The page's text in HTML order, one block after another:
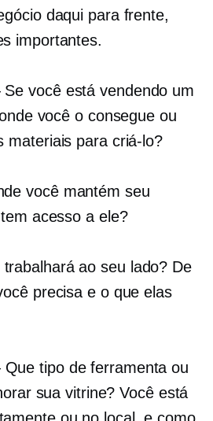
daqui para frente,
importantes.
você está vendendo um
você o consegue ou
materiais para criá-lo?
você mantém seu
acesso a ele?
ao seu lado? De
precisa e o que elas
tipo de ferramenta ou
sua vitrine? Você está